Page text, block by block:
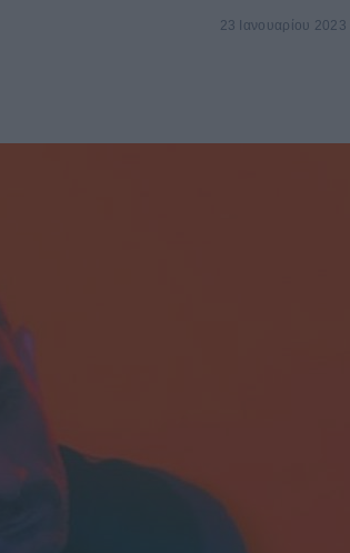
23 Ιανουαρίου 2023